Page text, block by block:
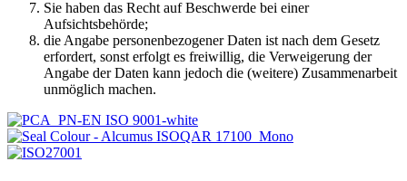
Sie haben das Recht auf Beschwerde bei einer
Aufsichtsbehörde;
die Angabe personenbezogener Daten ist nach dem Gesetz
erfordert, sonst erfolgt es freiwillig, die Verweigerung der
Angabe der Daten kann jedoch die (weitere) Zusammenarbeit
unmöglich machen.